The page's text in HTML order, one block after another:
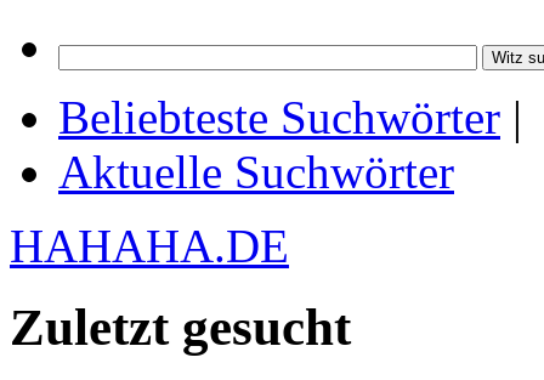
Beliebteste Suchwörter |
Aktuelle Suchwörter
HAHAHA.DE
Zuletzt gesucht